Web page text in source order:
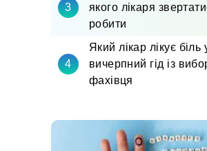
якого лікаря
робити
Який лікар лікує біль
вичерпний гід із
фахівця